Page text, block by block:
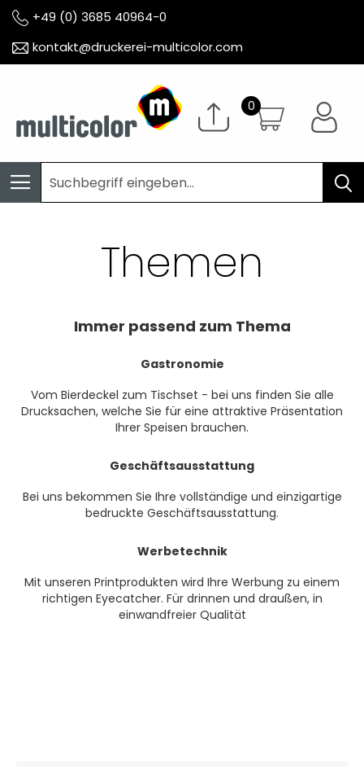
+49 (0) 3685 40964-0
kontakt@druckerei-multicolor.com
Themen
Immer passend zum Thema
Gastronomie
Vom Bierdeckel zum Tischset - bei uns finden Sie alle
Drucksachen, welche Sie für eine attraktive Präsentation
Ihrer Speisen brauchen.
Geschäftsausstattung
Bei uns bekommen Sie Ihre vollständige und einzigartige
bedruckte Geschäftsausstattung.
Werbetechnik
Mit unseren Printprodukten wird Ihre Werbung zu einem
richtigen Eyecatcher. Für drinnen und draußen, in
einwandfreier Qualität